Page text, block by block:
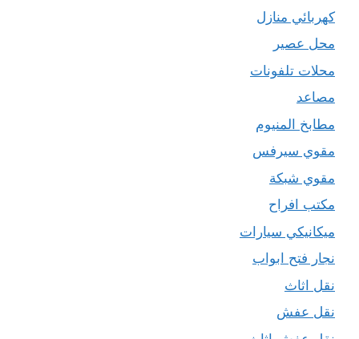
كهربائي منازل
محل عصير
محلات تلفونات
مصاعد
مطابخ المنيوم
مقوي سيرفس
مقوي شبكة
مكتب افراح
ميكانيكي سيارات
نجار فتح ابواب
نقل اثاث
نقل عفش